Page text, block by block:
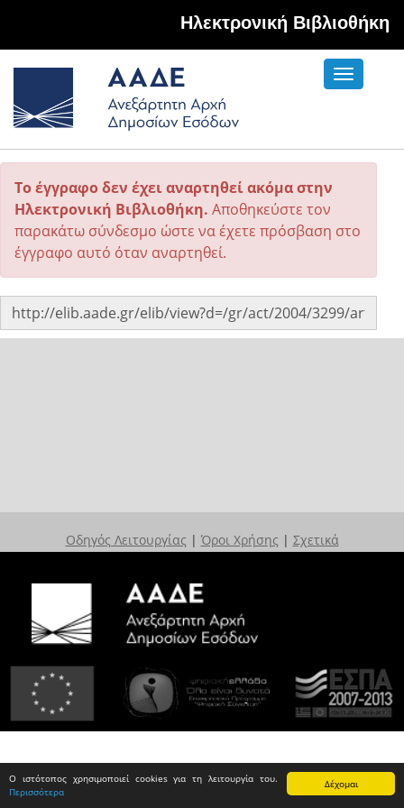
Δέχομαι
Ο ιστότοπος χρησιμοποιεί cookies για τη λειτουργία του.
Περισσότερα
Hλεκτρονική Βιβλιοθήκη
Toggle
Το έγγραφο δεν έχει αναρτηθεί ακόμα στην
Ηλεκτρονική Βιβλιοθήκη. Αποθηκεύστε τον
παρακάτω σύνδεσμο ώστε να έχετε πρόσβαση στο
έγγραφο αυτό όταν αναρτηθεί.
Οδηγός Λειτουργίας | Όροι Χρήσης | Σχετικά